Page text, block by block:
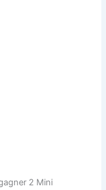
2 Mini